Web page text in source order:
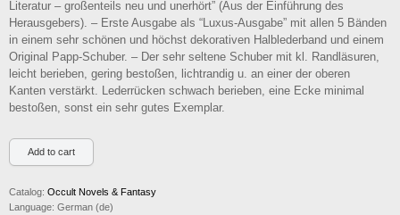
Literatur – großenteils neu und unerhört” (Aus der Einführung des
Herausgebers). – Erste Ausgabe als “Luxus-Ausgabe” mit allen 5 Bänden
in einem sehr schönen und höchst dekorativen Halblederband und einem
Original Papp-Schuber. – Der sehr seltene Schuber mit kl. Randläsuren,
leicht berieben, gering bestoßen, lichtrandig u. an einer der oberen
Kanten verstärkt. Lederrücken schwach berieben, eine Ecke minimal
bestoßen, sonst ein sehr gutes Exemplar.
Catalog: Occult Novels & Fantasy
Language: German (de)